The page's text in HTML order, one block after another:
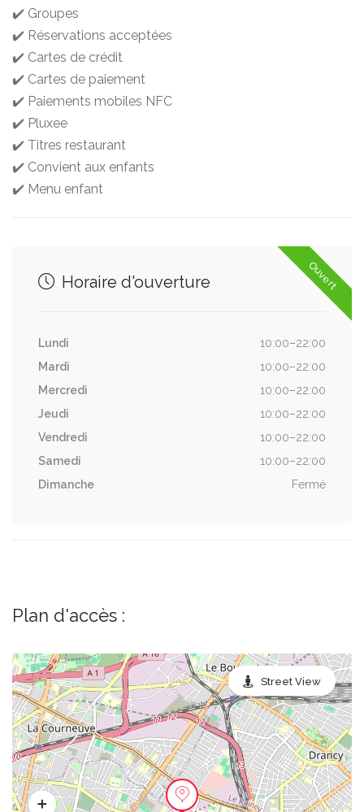
✔️ Groupes
✔️ Réservations acceptées
✔️ Cartes de crédit
✔️ Cartes de paiement
✔️ Paiements mobiles NFC
✔️ Pluxee
✔️ Titres restaurant
✔️ Convient aux enfants
✔️ Menu enfant
Ouvert
Horaire d'ouverture
Lundi
10:00–22:00
Mardi
10:00–22:00
Mercredi
10:00–22:00
Jeudi
10:00–22:00
Vendredi
10:00–22:00
Samedi
10:00–22:00
Dimanche
Fermé
Plan d'accès :
Street View